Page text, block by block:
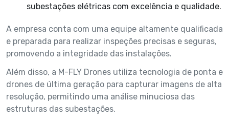
subestações elétricas com excelência e qualidade.
A empresa conta com uma equipe altamente qualificada
e preparada para realizar inspeções precisas e seguras,
promovendo a integridade das instalações.
Além disso, a M-FLY Drones utiliza tecnologia de ponta e
drones de última geração para capturar imagens de alta
resolução, permitindo uma análise minuciosa das
estruturas das subestações.